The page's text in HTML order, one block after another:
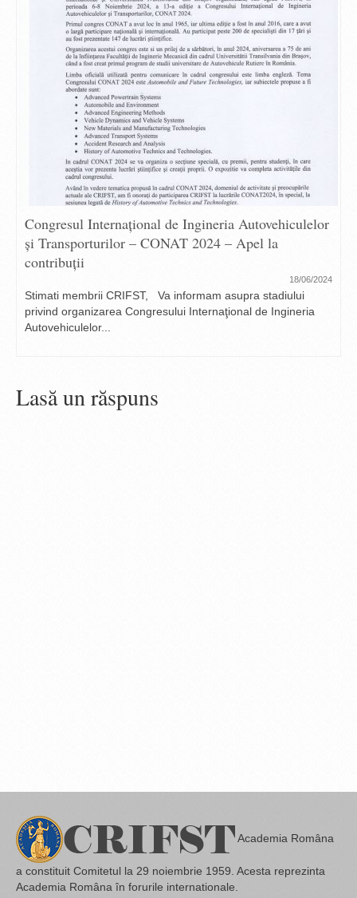
Congresul Internaţional de Ingineria Autovehiculelor
şi Transporturilor – CONAT 2024 – Apel la
contribuții
18/06/2024
Stimati membrii CRIFST, Va informam asupra stadiului
privind organizarea Congresului Internaţional de Ingineria
Autovehiculelor...
Lasă un răspuns
Academia Româna
a constituit Comitetul la 29 noiembrie 1959. Acesta reprezinta
Academia Româna în forurile internationale.